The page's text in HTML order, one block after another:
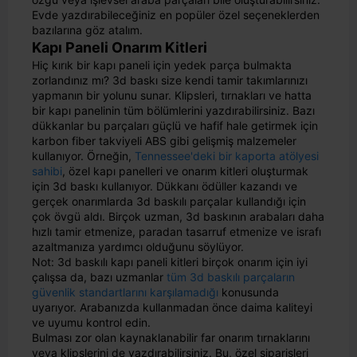
Evde yazdırabileceğiniz en popüler özel seçeneklerden
bazılarına göz atalım.
Kapı Paneli Onarım Kitleri
Hiç kırık bir kapı paneli için yedek parça bulmakta
zorlandınız mı? 3d baskı size kendi tamir takımlarınızı
yapmanın bir yolunu sunar. Klipsleri, tırnakları ve hatta
bir kapı panelinin tüm bölümlerini yazdırabilirsiniz. Bazı
dükkanlar bu parçaları güçlü ve hafif hale getirmek için
karbon fiber takviyeli ABS gibi gelişmiş malzemeler
kullanıyor. Örneğin, Tennessee'deki bir kaporta atölyesi
sahibi , özel kapı panelleri ve onarım kitleri oluşturmak
için 3d baskı kullanıyor. Dükkanı ödüller kazandı ve
gerçek onarımlarda 3d baskılı parçalar kullandığı için
çok övgü aldı. Birçok uzman, 3d baskının arabaları daha
hızlı tamir etmenize, paradan tasarruf etmenize ve israfı
azaltmanıza yardımcı olduğunu söylüyor.
Not: 3d baskılı kapı paneli kitleri birçok onarım için iyi
çalışsa da, bazı uzmanlar tüm 3d baskılı parçaların
güvenlik standartlarını karşılamadığı konusunda
uyarıyor. Arabanızda kullanmadan önce daima kaliteyi
ve uyumu kontrol edin.
Bulması zor olan kaynaklanabilir far onarım tırnaklarını
veya klipslerini de yazdırabilirsiniz. Bu, özel siparişleri